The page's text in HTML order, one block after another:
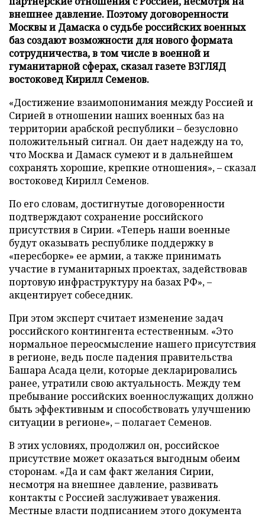
внешнее давление. Поэтому договоренности
Москвы и Дамаска о судьбе российских военных
баз создают возможности для нового формата
сотрудничества, в том числе в военной и
гуманитарной сферах, сказал газете ВЗГЛЯД
востоковед Кирилл Семенов.
«Достижение взаимопонимания между Россией и
Сирией в отношении наших военных баз на
территории арабской республики – безусловно
положительный сигнал. Он дает надежду на то,
что Москва и Дамаск сумеют и в дальнейшем
сохранять хорошие, крепкие отношения», – сказал
востоковед Кирилл Семенов.
По его словам, достигнутые договоренности
подтверждают сохранение российского
присутствия в Сирии. «Теперь наши военные
будут оказывать республике поддержку в
«пересборке» ее армии, а также принимать
участие в гуманитарных проектах, задействовав
портовую инфраструктуру на базах РФ», –
акцентирует собеседник.
При этом эксперт считает изменение задач
российского контингента естественным. «Это
нормальное переосмысление нашего присутствия
в регионе, ведь после падения правительства
Башара Асада цели, которые декларировались
ранее, утратили свою актуальность. Между тем
пребывание российских военнослужащих должно
быть эффективным и способствовать улучшению
ситуации в регионе», – полагает Семенов.
В этих условиях, продолжил он, российское
присутствие может оказаться выгодным обеим
сторонам. «Да и сам факт желания Сирии,
несмотря на внешнее давление, развивать
контакты с Россией заслуживает уважения.
Местные власти подписанием этого документа